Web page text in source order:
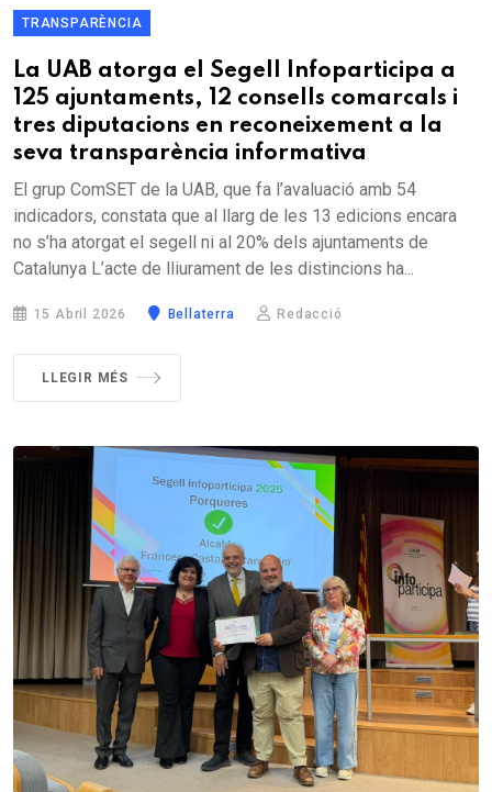
TRANSPARÈNCIA
La UAB atorga el Segell Infoparticipa a
125 ajuntaments, 12 consells comarcals i
tres diputacions en reconeixement a la
seva transparència informativa
El grup ComSET de la UAB, que fa l’avaluació amb 54
indicadors, constata que al llarg de les 13 edicions encara
no s’ha atorgat el segell ni al 20% dels ajuntaments de
Catalunya L’acte de lliurament de les distincions ha...
15 Abril 2026 Bellaterra Redacció
LLEGIR MÉS